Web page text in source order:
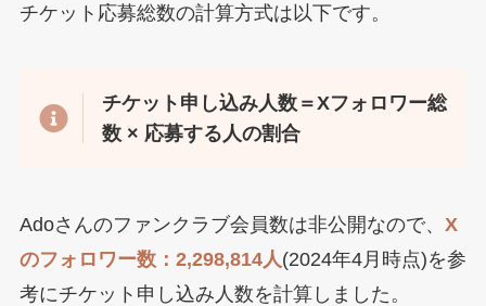
チケット応募総数の計算方式は以下です。
チケット申し込み人数＝Xフォロワー総
数 × 応募する人の割合
Adoさんのファンクラブ会員数は非公開なので、 X
のフォロワー数：2,298,814人(2024年4月時点)を参
考にチケット申し込み人数を計算しました。